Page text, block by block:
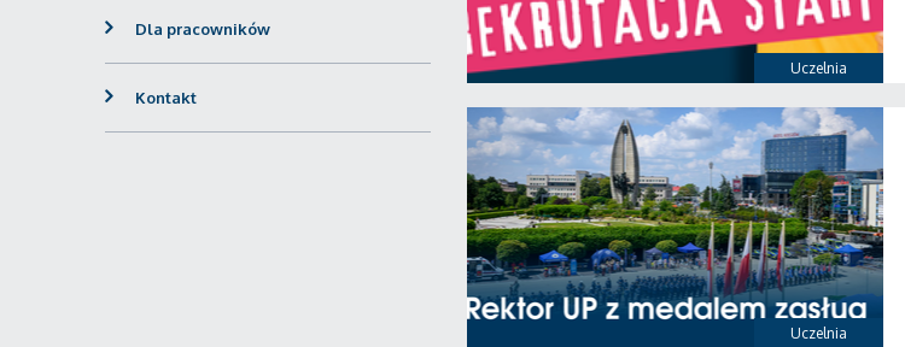
Uczelnia
Uczelnia
Dla pracowników
Kontakt